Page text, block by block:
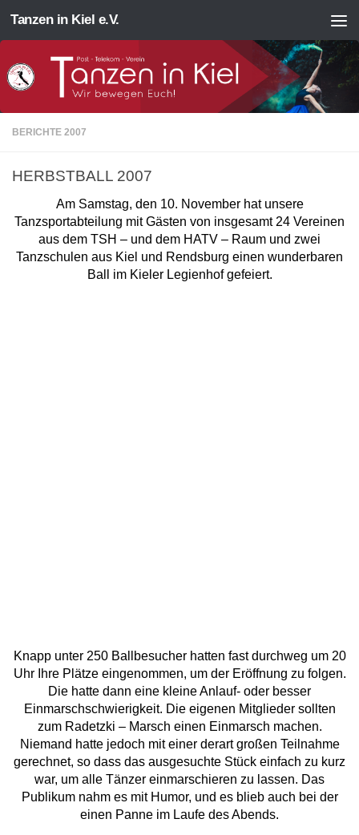
Zum Inhalt springen
Tanzen in Kiel e.V.
BERICHTE 2007
HERBSTBALL 2007
Am Samstag, den 10. November hat unsere
Tanzsportabteilung mit Gästen von insgesamt 24 Vereinen
aus dem TSH – und dem HATV – Raum und zwei
Tanzschulen aus Kiel und Rendsburg einen wunderbaren
Ball im Kieler Legienhof gefeiert.
Knapp unter 250 Ballbesucher hatten fast durchweg um 20
Uhr Ihre Plätze eingenommen, um der Eröffnung zu folgen.
Die hatte dann eine kleine Anlauf- oder besser
Einmarschschwierigkeit. Die eigenen Mitglieder sollten
zum Radetzki – Marsch einen Einmarsch machen.
Niemand hatte jedoch mit einer derart großen Teilnahme
gerechnet, so dass das ausgesuchte Stück einfach zu kurz
war, um alle Tänzer einmarschieren zu lassen. Das
Publikum nahm es mit Humor, und es blieb auch bei der
einen Panne im Laufe des Abends.